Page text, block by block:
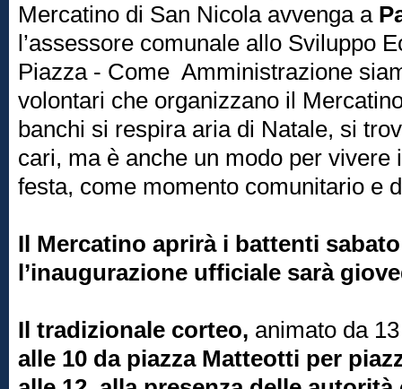
Mercatino di San Nicola avvenga a
l’assessore comunale allo Sviluppo
Piazza - Come Amministrazione
volontari che organizzano il
banchi si respira aria di Natale, si
cari, ma è anche un modo per vivere
festa, come momento comunitario e
Il Mercatino aprirà i battenti
l’inaugurazione ufficiale sarà
Il tradizionale corteo, animato da
alle 10 da piazza Matteotti per